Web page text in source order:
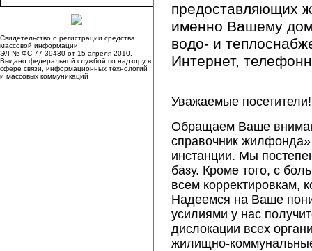
Свидетельство о регистрации средства
массовой информации
ЭЛ № ФС 77-39430 от 15 апреля 2010.
Выдано федеральной службой по надзору в
сфере связи, информационных технологий
и массовых коммуникаций
предоставляющих
именно Вашему
водо- и
Интернет,
Уважаемые посетители!
Обращаем Ваше
справочник
инстанции. Мы
базу. Кроме того, с
всем корректировкам,
Надеемся на Ваше
усилиями у нас
дислокации всех
жилищно-